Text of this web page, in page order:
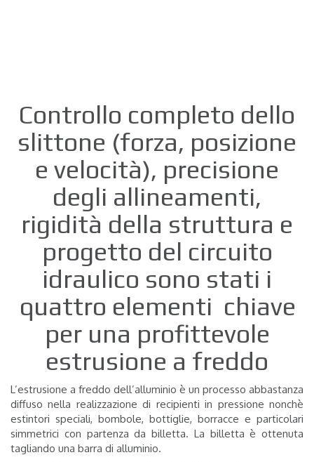
Controllo completo dello
slittone (forza, posizione
e velocità), precisione
degli allineamenti,
rigidità della struttura e
progetto del circuito
idraulico sono stati i
quattro elementi chiave
per una profittevole
estrusione a freddo
L’estrusione a freddo dell’alluminio è un processo abbastanza
diffuso nella realizzazione di recipienti in pressione nonchè
estintori speciali, bombole, bottiglie, borracce e particolari
simmetrici con partenza da billetta. La billetta è ottenuta
tagliando una barra di alluminio.